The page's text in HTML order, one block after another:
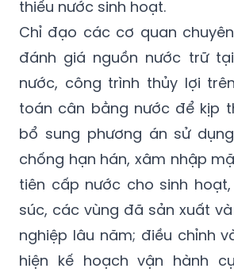
pháp cấp bách phòng, chống
nhập mặn, kiên quyết không
thiếu nước sinh hoạt.
Chỉ đạo các cơ quan
đánh giá nguồn nước trữ
nước, công trình thủy lợi
toán cân bằng nước để kịp
bổ sung phương án sử
chống hạn hán, xâm nhập
tiên cấp nước cho sinh
súc, các vùng đã sản xuất